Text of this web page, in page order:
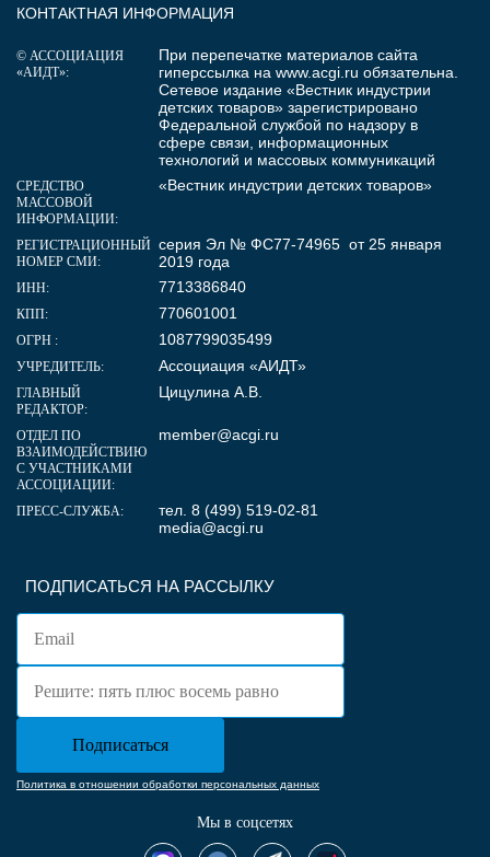
ПОДПИСАТЬСЯ НА РАССЫЛКУ
Политика в отношении обработки персональных данных
Мы в соцсетях
КОНТАКТНАЯ ИНФОРМАЦИЯ
© АССОЦИАЦИЯ
«АИДТ»:
При перепечатке материалов сайта
гиперссылка на www.acgi.ru обязательна.
Сетевое издание «Вестник индустрии
детских товаров» зарегистрировано
Федеральной службой по надзору в
сфере связи, информационных
технологий и массовых коммуникаций
СРЕДСТВО
МАССОВОЙ
ИНФОРМАЦИИ:
«Вестник индустрии детских товаров»
РЕГИСТРАЦИОННЫЙ
НОМЕР СМИ:
серия Эл № ФС77-74965 от 25 января
2019 года
ИНН: 7713386840
КПП: 770601001
ОГРН : 1087799035499
УЧРЕДИТЕЛЬ: Ассоциация «АИДТ»
ГЛАВНЫЙ
РЕДАКТОР:
Цицулина А.В.
ОТДЕЛ ПО
ВЗАИМОДЕЙСТВИЮ
С УЧАСТНИКАМИ
АССОЦИАЦИИ:
member@acgi.ru
ПРЕСС-СЛУЖБА:
тел. 8 (499) 519-02-81
media@acgi.ru